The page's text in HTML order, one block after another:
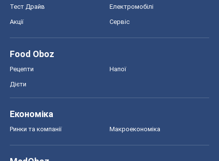
Тест Драйв Електромобілі
Акції Сервіс
Food Oboz
Рецепти Напої
Дієти
Економіка
Ринки та компанії Макроекономіка